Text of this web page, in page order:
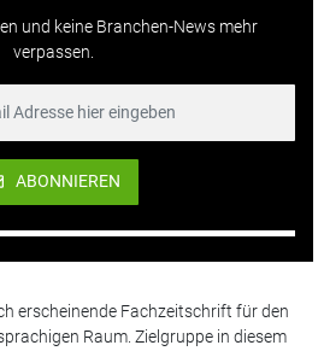
und keine Branchen-News mehr
verpassen.
ABONNIEREN
erscheinende Fachzeitschrift für den
Raum. Zielgruppe in diesem